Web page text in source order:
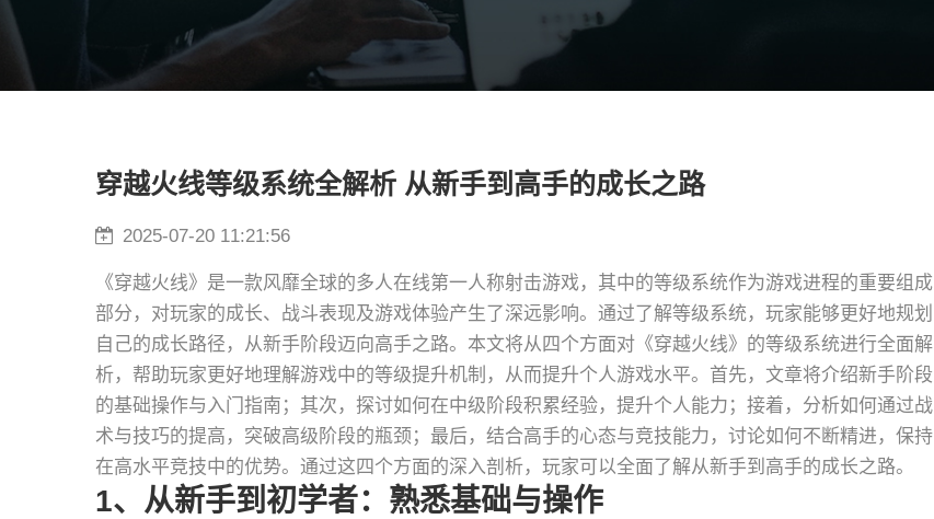
穿越火线等级系统全解析 从新手到高手的成长之路
2025-07-20 11:21:56
《穿越火线》是一款风靡全球的多人在线第一人称射击游戏，其中的等级系统作为游戏进程的重要组成
部分，对玩家的成长、战斗表现及游戏体验产生了深远影响。通过了解等级系统，玩家能够更好地规划
自己的成长路径，从新手阶段迈向高手之路。本文将从四个方面对《穿越火线》的等级系统进行全面解
析，帮助玩家更好地理解游戏中的等级提升机制，从而提升个人游戏水平。首先，文章将介绍新手阶段
的基础操作与入门指南；其次，探讨如何在中级阶段积累经验，提升个人能力；接着，分析如何通过战
术与技巧的提高，突破高级阶段的瓶颈；最后，结合高手的心态与竞技能力，讨论如何不断精进，保持
在高水平竞技中的优势。通过这四个方面的深入剖析，玩家可以全面了解从新手到高手的成长之路。
1、从新手到初学者：熟悉基础与操作